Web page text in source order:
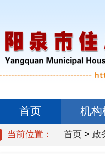
首页 机构
信息公开
当前位置： 首页 > 政